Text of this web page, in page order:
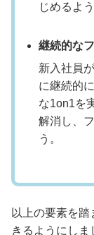
じめるよ
継続的な
新入社員
に継続的
な1on1を
解消し、
う。
以上の要素を
きるようにしま